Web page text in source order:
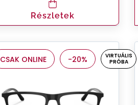
Részletek
CSAK ONLINE -20%
VIRTUÁLIS
PRÓBA